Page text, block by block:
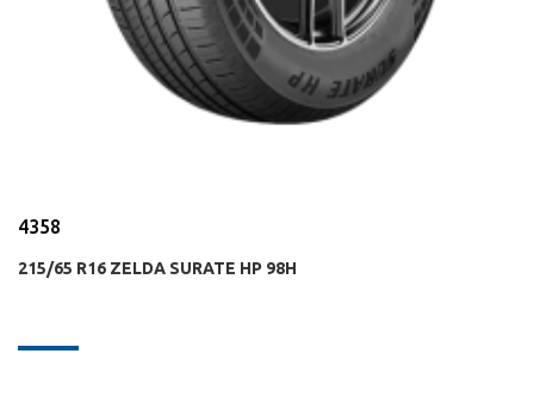
4358
215/65 R16 ZELDA SURATE HP 98H